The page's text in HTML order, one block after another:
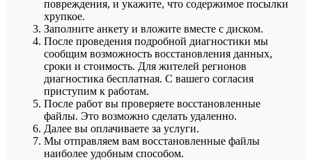
повреждения, и укажите, что содержимое посылки
хрупкое.
Заполните анкету и вложите вместе с диском.
После проведения подробной диагностики мы
сообщим возможность восстановления данных,
сроки и стоимость. Для жителей регионов
диагностика бесплатная. С вашего согласия
приступим к работам.
После работ вы проверяете восстановленные
файлы. Это возможно сделать удаленно.
Далее вы оплачиваете за услуги.
Мы отправляем вам восстановленные файлы
наиболее удобным способом.